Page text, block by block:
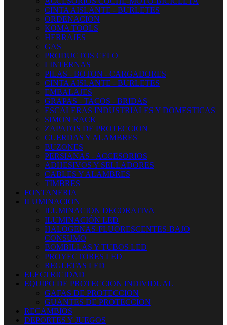
CINTA AISLANTE - BURLETES
ORDENACION
KOMA TOOLS
HERRAJES
GAS
PRODUCTOS CELO
LINTERNAS
PILAS - BOTON - CARGADORES
CINTA AISLANTE - BURLETES
EMBALAJES
GRAPAS - TACOS - BRIDAS
ESCALERAS INDUSTRIALES Y DOMESTICAS
SIMON RACK
ZAPATOS DE PROTECCION
CUERDAS Y ALAMBRES
BUZONES
PERSIANAS - ACCESORIOS
ADHESIVOS Y SELLADORES
CABLES Y ALAMBRES
TIMBRES
FONTANERIA
ILUMINACION
ILUMINACION DECORATIVA
ILUMINACIÓN LED
HALOGENAS-FLUORESCENTES-BAJO
CONSUMO
BOMBILLAS Y TUBOS LED
PROYECTORES LED
REGLETAS LED
ELECTRICIDAD
EQUIPO DE PROTECCION INDIVIDUAL
GAFAS DE PROTECCION
GUANTES DE PROTECCION
RECAMBIOS
DEPORTES Y JUEGOS